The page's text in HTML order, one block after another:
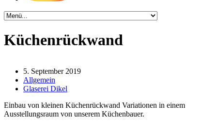
Küchenrückwand
5. September 2019
Allgemein
Glaserei Dikel
Einbau von kleinen Küchenrückwand Variationen in einem
Ausstellungsraum von unserem Küchenbauer.